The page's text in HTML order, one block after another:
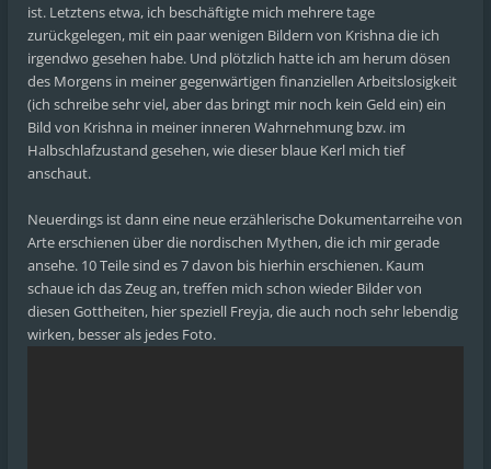
ist. Letztens etwa, ich beschäftigte mich mehrere tage
zurückgelegen, mit ein paar wenigen Bildern von Krishna die ich
irgendwo gesehen habe. Und plötzlich hatte ich am herum dösen
des Morgens in meiner gegenwärtigen finanziellen Arbeitslosigkeit
(ich schreibe sehr viel, aber das bringt mir noch kein Geld ein) ein
Bild von Krishna in meiner inneren Wahrnehmung bzw. im
Halbschlafzustand gesehen, wie dieser blaue Kerl mich tief
anschaut.
Neuerdings ist dann eine neue erzählerische Dokumentarreihe von
Arte erschienen über die nordischen Mythen, die ich mir gerade
ansehe. 10 Teile sind es 7 davon bis hierhin erschienen. Kaum
schaue ich das Zeug an, treffen mich schon wieder Bilder von
diesen Gottheiten, hier speziell Freyja, die auch noch sehr lebendig
wirken, besser als jedes Foto.